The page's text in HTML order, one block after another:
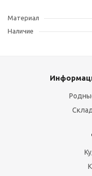
Материал
Наличие